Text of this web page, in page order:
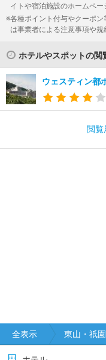
イトや宿泊施設のホームペー
各種ポイント付与やクーポ
は事業者による注意事項や規
ホテルやスポットの閲
ウェスティン都
閲覧
全表示 東山・祇